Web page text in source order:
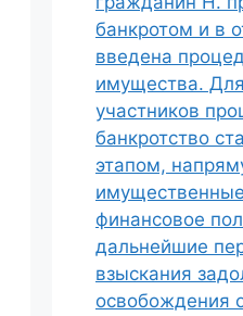
банкротом и в
введена
имущества.
участников
банкротство
этапом,
финансовое
дальнейшие
взыскания
освобождения